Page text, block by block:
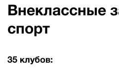
Внеклассные
спорт
35 клубов: